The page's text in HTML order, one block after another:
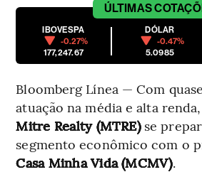
ÚLTIMAS
IBOVESPA
-0.27%
177,247.67
DÓLAR
-0.47%
5.0985
Bloomberg Línea — Com
atuação na média e alta
Mitre Realty (MTRE)se
segmento econômico com o
Casa Minha Vida (MCMV).